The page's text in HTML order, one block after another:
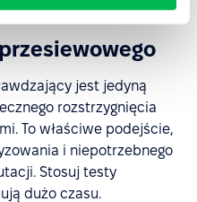
jest jedyną
rozstrzygnięcia
To właściwe podejście,
i niepotrzebnego
Stosuj testy
dużo czasu.